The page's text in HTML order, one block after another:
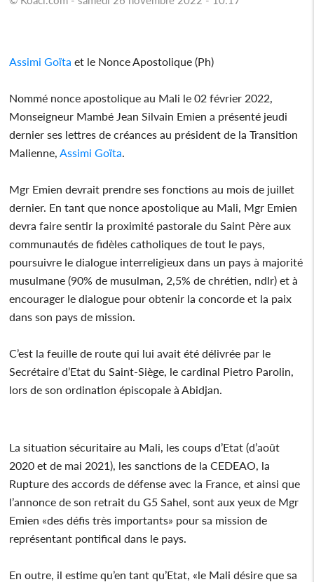
Assimi Goïta et le Nonce Apostolique (Ph)
Nommé nonce apostolique au Mali le 02 février 2022,
Monseigneur Mambé Jean Silvain Emien a présenté jeudi
dernier ses lettres de créances au président de la Transition
Malienne, Assimi Goïta
Mgr Emien devrait prendre ses fonctions au mois de juillet
dernier. En tant que nonce apostolique au Mali, Mgr Emien
devra faire sentir la proximité pastorale du Saint Père aux
communautés de fidèles catholiques de tout le pays,
poursuivre le dialogue interreligieux dans un pays à majorité
musulmane (90% de musulman, 2,5% de chrétien, ndlr) et à
encourager le dialogue pour obtenir la concorde et la paix
dans son pays de mission.
C’est la feuille de route qui lui avait été délivrée par le
Secrétaire d’Etat du Saint-Siège, le cardinal Pietro Parolin,
lors de son ordination épiscopale à Abidjan.
La situation sécuritaire au Mali, les coups d’Etat (d’août
2020 et de mai 2021), les sanctions de la CEDEAO, la
Rupture des accords de défense avec la France, et ainsi que
l’annonce de son retrait du G5 Sahel, sont aux yeux de Mgr
Emien «des défis très importants» pour sa mission de
représentant pontifical dans le pays.
En outre, il estime qu’en tant qu’Etat, «le Mali désire que sa